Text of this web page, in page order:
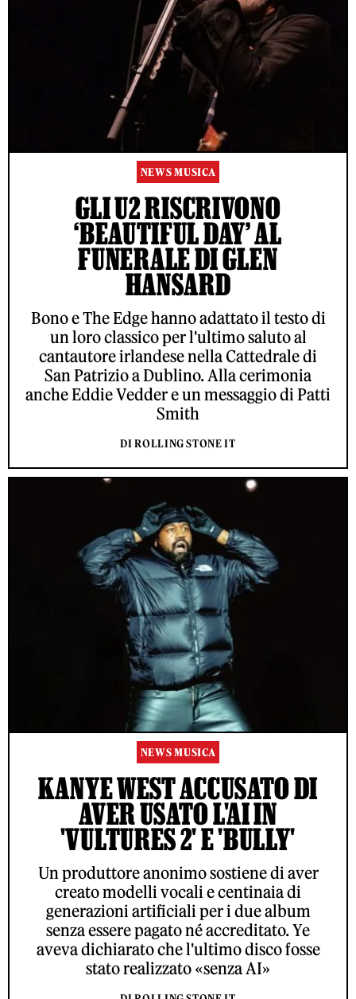
NEWS MUSICA
GLI U2 RISCRIVONO
‘BEAUTIFUL DAY’ AL
FUNERALE DI GLEN
HANSARD
Bono e The Edge hanno adattato il testo di
un loro classico per l'ultimo saluto al
cantautore irlandese nella Cattedrale di
San Patrizio a Dublino. Alla cerimonia
anche Eddie Vedder e un messaggio di Patti
Smith
DI ROLLING STONE IT
NEWS MUSICA
KANYE WEST ACCUSATO DI
AVER USATO L'AI IN
'VULTURES 2' E 'BULLY'
Un produttore anonimo sostiene di aver
creato modelli vocali e centinaia di
generazioni artificiali per i due album
senza essere pagato né accreditato. Ye
aveva dichiarato che l'ultimo disco fosse
stato realizzato «senza AI»